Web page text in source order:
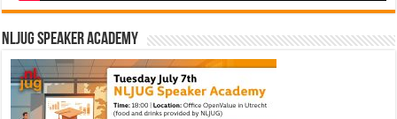
NLJUG Speaker Academy